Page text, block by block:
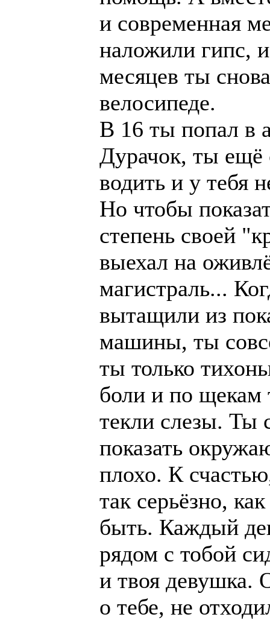
и современная
наложили гипс,
месяцев ты
велосипеде.
В 16 ты попал в
Дурачок, ты ещё
водить и у тебя
Но чтобы
степень своей
выехал на
магистраль...
вытащили из
машины, ты
ты только
боли и по щекам
текли слезы. Ты
показать
плохо. К
так серьёзно,
быть. Каждый
рядом с тобой
и твоя девушка.
о тебе, не